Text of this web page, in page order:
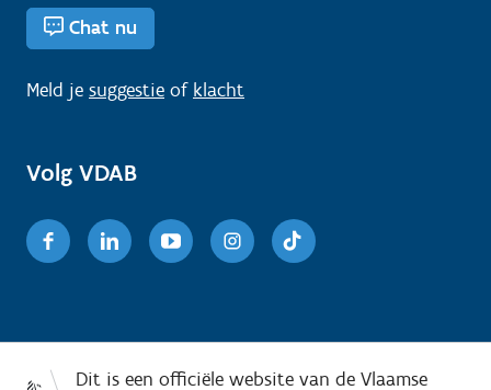
Chat nu
Meld je suggestie of klacht
Volg VDAB
FacebookLinkedinYoutubeInstagram